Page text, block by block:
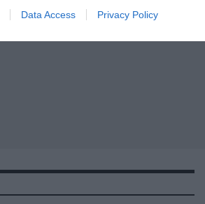
Data Access Privacy Policy